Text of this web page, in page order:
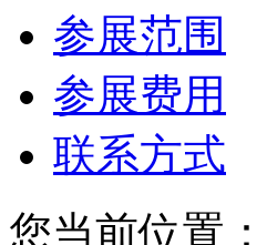
参展范围
参展费用
联系方式
您当前位置：